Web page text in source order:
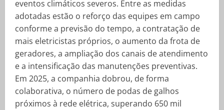
eventos climáticos severos. Entre as medidas
adotadas estão o reforço das equipes em campo
conforme a previsão do tempo, a contratação de
mais eletricistas próprios, o aumento da frota de
geradores, a ampliação dos canais de atendimento
e a intensificação das manutenções preventivas.
Em 2025, a companhia dobrou, de forma
colaborativa, o número de podas de galhos
próximos à rede elétrica, superando 650 mil